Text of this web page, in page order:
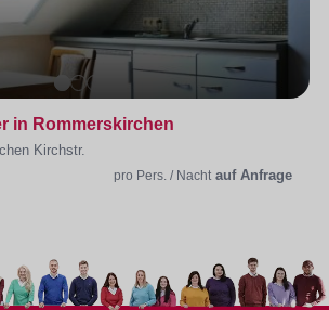
in Rommerskirchen
Kirchstr.
pro Pers. / Nacht auf Anfrage